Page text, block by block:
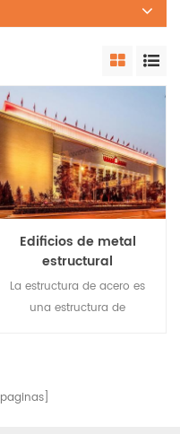
Edificios de metal
estructural
prediseñados para
museos
La estructura de acero es
una estructura de
adopta acero de sección H
paginas]